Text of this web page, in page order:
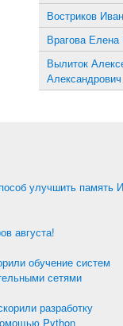
Востриков
Врагова
Вылиток
Александрович
улучшить память
августа!
обучение систем
сетями
разработку
Python